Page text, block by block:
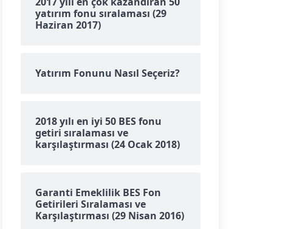
yatırım fonu sıralaması (29
Haziran 2017)
Yatırım Fonunu Nasıl Seçeriz?
2018 yılı en iyi 50 BES fonu
getiri sıralaması ve
karşılaştırması (24 Ocak 2018)
Garanti Emeklilik BES Fon
Getirileri Sıralaması ve
Karşılaştırması (29 Nisan 2016)